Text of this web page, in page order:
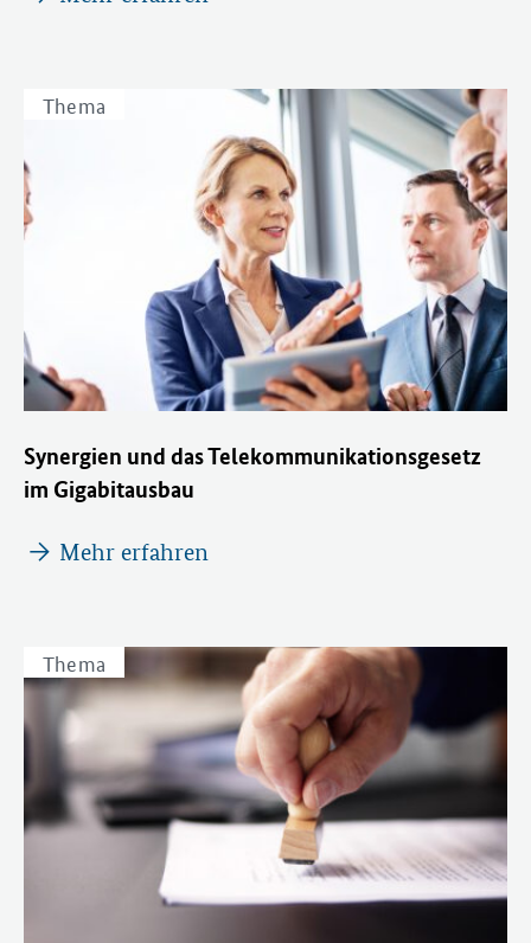
Thema
Synergien und das Telekommunikationsgesetz
im Gigabitausbau
Mehr erfahren
Thema